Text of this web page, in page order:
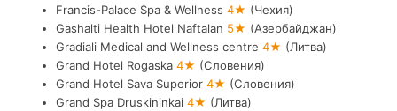
Francis-Palace Spa & Wellness 4★ (Чехия)
Gashalti Health Hotel Naftalan 5★ (Азербайджан)
Gradiali Medical and Wellness centre 4★ (Литва)
Grand Hotel Rogaska 4★ (Словения)
Grand Hotel Sava Superior 4★ (Словения)
Grand Spa Druskininkai 4★ (Литва)